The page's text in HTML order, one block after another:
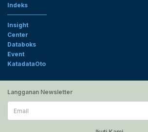
Indeks
Insight
Center
Databoks
Event
KatadataOto
Langganan Newsletter
Email